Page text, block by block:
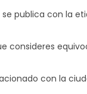
publica con la
con la